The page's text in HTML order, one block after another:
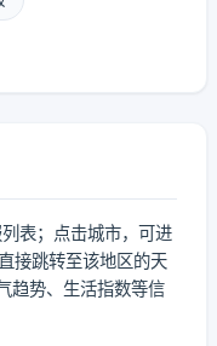
表；点击城市，可进
接跳转至该地区的天
趋势、生活指数等信